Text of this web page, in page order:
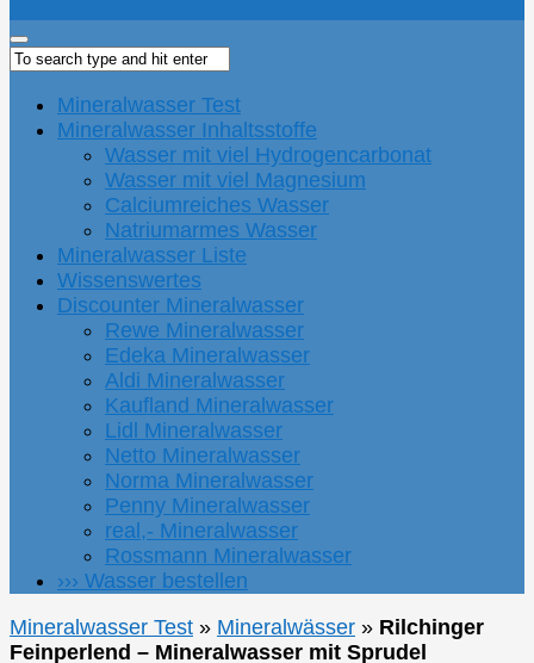
Mineralwasser Test
Mineralwasser Inhaltsstoffe
Wasser mit viel Hydrogencarbonat
Wasser mit viel Magnesium
Calciumreiches Wasser
Natriumarmes Wasser
Mineralwasser Liste
Wissenswertes
Discounter Mineralwasser
Rewe Mineralwasser
Edeka Mineralwasser
Aldi Mineralwasser
Kaufland Mineralwasser
Lidl Mineralwasser
Netto Mineralwasser
Norma Mineralwasser
Penny Mineralwasser
real,- Mineralwasser
Rossmann Mineralwasser
››› Wasser bestellen
Mineralwasser Test » Mineralwässer » Rilchinger
Feinperlend – Mineralwasser mit Sprudel